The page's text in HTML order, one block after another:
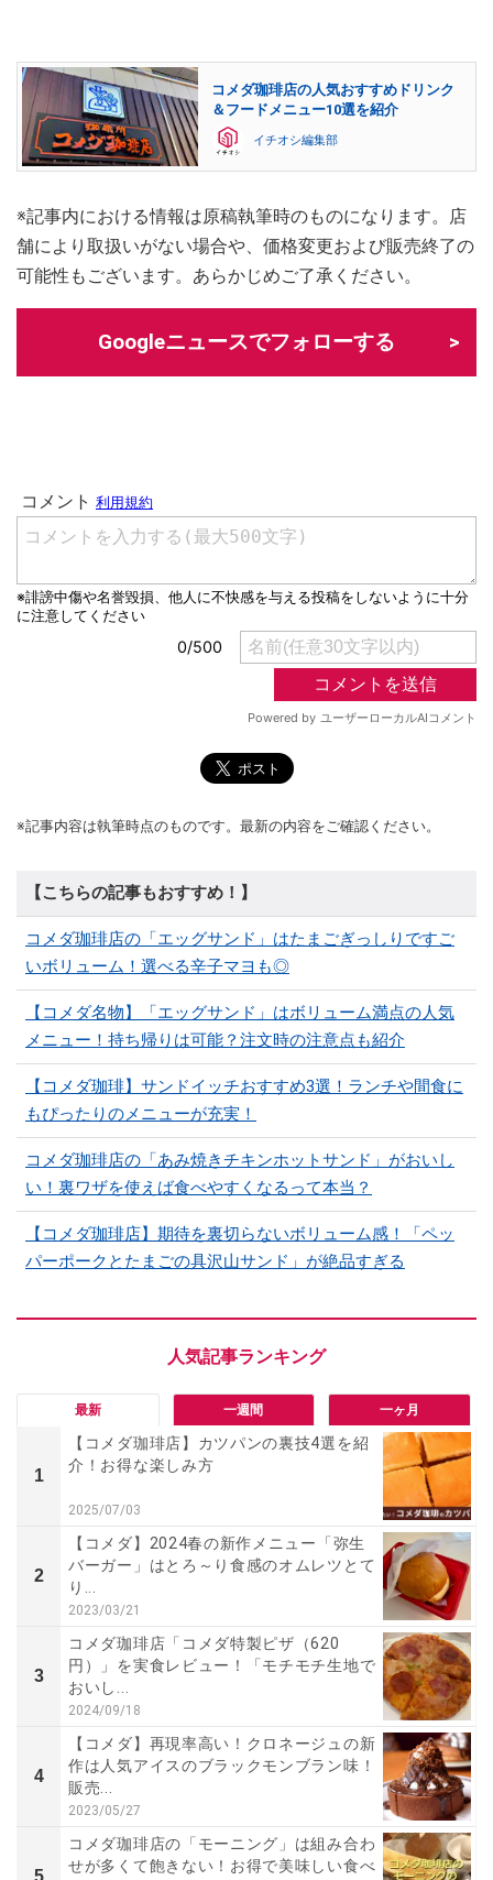
コメダ珈琲店の人気おすすめドリンク
＆フードメニュー10選を紹介
イチオシ編集部
※記事内における情報は原稿執筆時のものになります。店
舗により取扱いがない場合や、価格変更および販売終了の
可能性もございます。あらかじめご了承ください。
Googleニュースでフォローする
※記事内容は執筆時点のものです。最新の内容をご確認ください。
【こちらの記事もおすすめ！】
コメダ珈琲店の「エッグサンド」はたまごぎっしりですご
いボリューム！選べる辛子マヨも◎
【コメダ名物】「エッグサンド」はボリューム満点の人気
メニュー！持ち帰りは可能？注文時の注意点も紹介
【コメダ珈琲】サンドイッチおすすめ3選！ランチや間食に
もぴったりのメニューが充実！
コメダ珈琲店の「あみ焼きチキンホットサンド」がおいし
い！裏ワザを使えば食べやすくなるって本当？
【コメダ珈琲店】期待を裏切らないボリューム感！「ペッ
パーポークとたまごの具沢山サンド」が絶品すぎる
最新 一週間 一ヶ月
1
【コメダ珈琲店】カツパンの裏技4選を紹
介！お得な楽しみ方
2025/07/03
2
【コメダ】2024春の新作メニュー「弥生
バーガー」はとろ～り食感のオムレツとて
り...
2023/03/21
3
コメダ珈琲店「コメダ特製ピザ（620
円）」を実食レビュー！「モチモチ生地で
おいし...
2024/09/18
4
【コメダ】再現率高い！クロネージュの新
作は人気アイスのブラックモンブラン味！
販売...
2023/05/27
コメダ珈琲店の「モーニング」は組み合わ
せが多くて飽きない！お得で美味しい食べ